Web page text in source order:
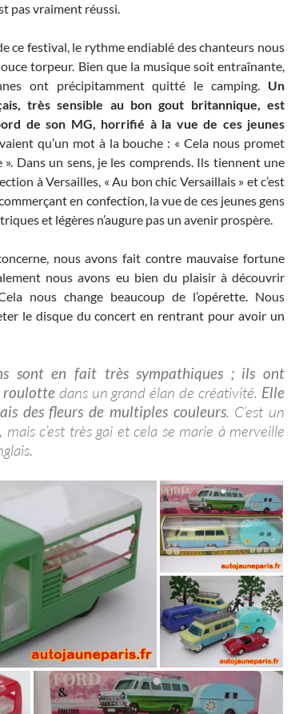
pas vraiment réussi.
ce festival, le rythme endiablé des chanteurs nous
torpeur. Bien que la musique soit entraînante,
ont précipitamment quitté le camping. Un
très sensible au bon gout britannique, est
de son MG, horrifié à la vue de ces jeunes
qu’un mot à la bouche : « Cela nous promet
». Dans un sens, je les comprends. Ils tiennent une
à Versailles, « Au bon chic Versaillais » et c’est
en confection, la vue de ces jeunes gens
et légères n’augure pas un avenir prospère.
nous avons fait contre mauvaise fortune
nous avons eu bien du plaisir à découvrir
nous change beaucoup de l’opérette. Nous
le disque du concert en rentrant pour avoir un
sont en fait très sympathiques ; ils ont
roulottedans un grand élan de créativité. Elle
des fleurs de multiples couleurs. C’est un
c’est très gai et cela se marie à merveille